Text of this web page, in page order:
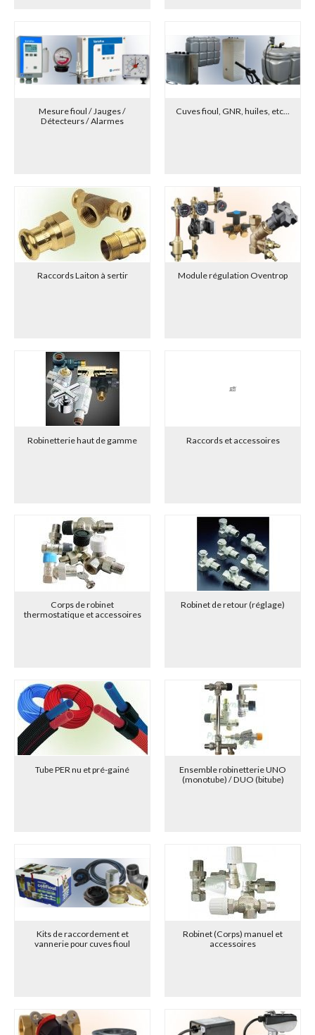
Mesure fioul / Jauges /
Détecteurs / Alarmes
Cuves fioul, GNR, huiles, etc...
Raccords Laiton à sertir Module régulation Oventrop
Robinetterie haut de gamme Raccords et accessoires
Corps de robinet
thermostatique et accessoires
Robinet de retour (réglage)
Tube PER nu et pré-gainé
Ensemble robinetterie UNO
(monotube) / DUO (bitube)
Kits de raccordement et
vannerie pour cuves fioul
Robinet (Corps) manuel et
accessoires